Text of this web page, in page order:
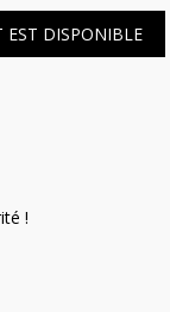
EST DISPONIBLE
!